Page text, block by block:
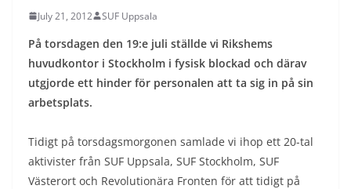
July 21, 2012 SUF Uppsala
På torsdagen den 19:e juli ställde vi Rikshems
huvudkontor i Stockholm i fysisk blockad och därav
utgjorde ett hinder för personalen att ta sig in på sin
arbetsplats.
Tidigt på torsdagsmorgonen samlade vi ihop ett 20-tal
aktivister från SUF Uppsala, SUF Stockholm, SUF
Västerort och Revolutionära Fronten för att tidigt på